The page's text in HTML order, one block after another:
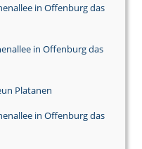
in Offenburg das
in Offenburg das
Platanen
in Offenburg das